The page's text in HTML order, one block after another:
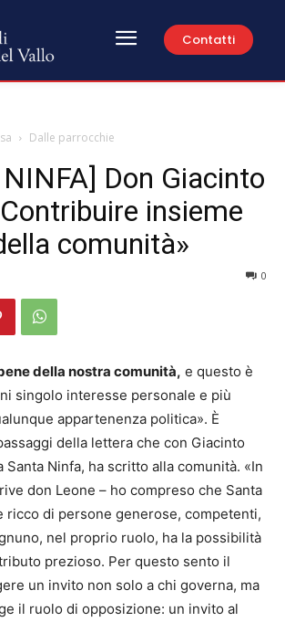
Contatti
Dalle parrocchie
Don Giacinto
insieme
comunità»
0
della nostra comunità, e questo è
singolo interesse personale e più
appartenenza politica». È
della lettera che con Giacinto
Santa Ninfa, ha scritto alla comunità. «In
don Leone – ho compreso che Santa
ricco di persone generose, competenti,
nel proprio ruolo, ha la possibilità
prezioso. Per questo sento il
un invito non solo a chi governa, ma
il ruolo di opposizione: un invito al